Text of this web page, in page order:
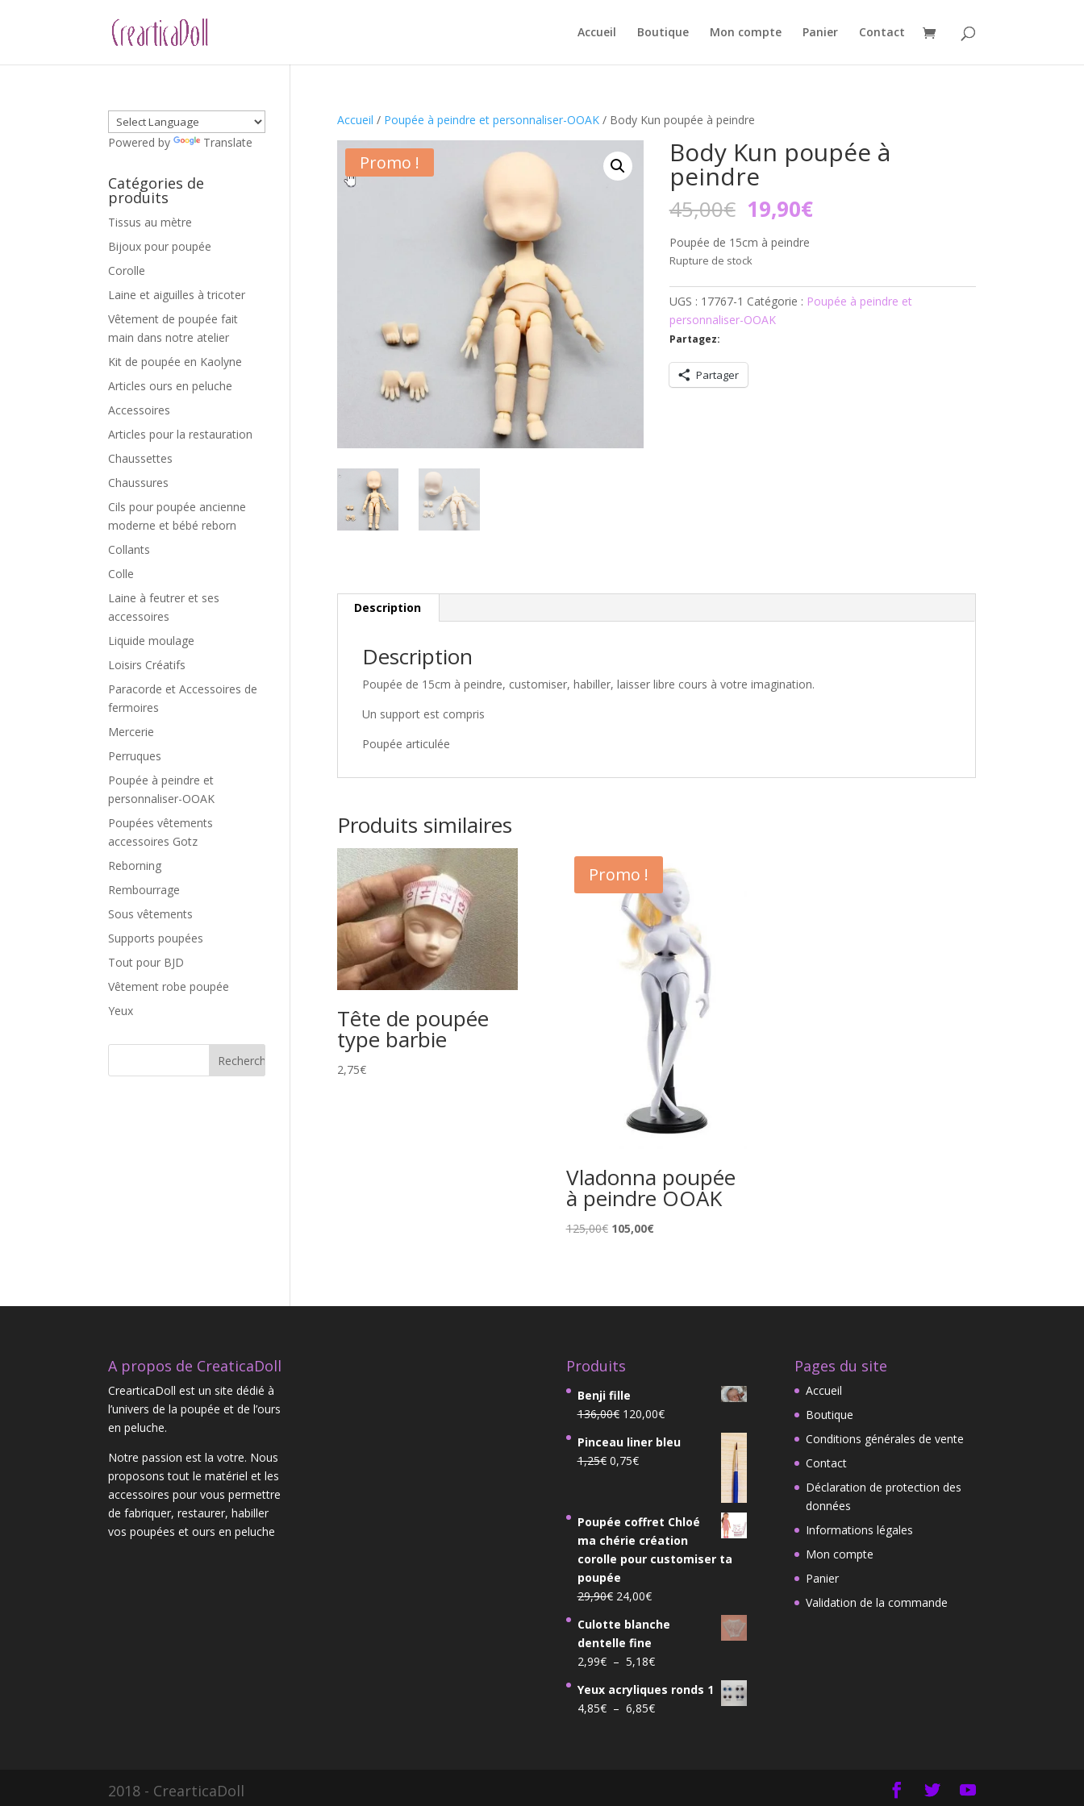
Accueil Boutique Mon compte Panier Contact
Accueil / Poupée à peindre et personnaliser-OOAK/ Body Kun poupée à peindre
Promo ! Body Kun poupée à
peindre
45,00€ Le
prix
initial
était :
45,00€.
19,90€Le
prix
19,90€.
Poupée de 15cm à peindre
Rupture de stock
UGS : 17767-1 Catégorie : Poupée à peindre et
personnaliser-OOAK
Partagez:
Partager
Description
Description
Poupée de 15cm à peindre, customiser, habiller, laisser libre cours à votre imagination.
Un support est compris
Poupée articulée
Produits similaires
Tête de poupée
type barbie
2,75€
Promo !
Vladonna poupée
à peindre OOAK
125,00€ Le
105,00€Le
Powered by Translate
Catégories de
produits
Tissus au mètre
Bijoux pour poupée
Corolle
Laine et aiguilles à tricoter
Vêtement de poupée fait
main dans notre atelier
Kit de poupée en Kaolyne
Articles ours en peluche
Accessoires
Articles pour la restauration
Chaussettes
Chaussures
Cils pour poupée ancienne
moderne et bébé reborn
Collants
Colle
Laine à feutrer et ses
accessoires
Liquide moulage
Loisirs Créatifs
Paracorde et Accessoires de
fermoires
Mercerie
Perruques
Poupée à peindre et
personnaliser-OOAK
Poupées vêtements
accessoires Gotz
Reborning
Rembourrage
Sous vêtements
Supports poupées
Tout pour BJD
Vêtement robe poupée
Yeux
A propos de CreaticaDoll
CrearticaDoll est un site dédié à
l’univers de la poupée et de l’ours
en peluche.
Notre passion est la votre. Nous
proposons tout le matériel et les
accessoires pour vous permettre
de fabriquer, restaurer, habiller
vos poupées et ours en peluche
Produits
Benji fille
136,00€ Le
initial
était :
120,00€Le
actuel
Pinceau liner bleu
1,25€ Le
était :
1,25€.
0,75€Le
est :
0,75€.
Poupée coffret Chloé
ma chérie création
corolle pour customiser ta
poupée
29,90€ Le
initial
était :
29,90€.
24,00€Le
actuel
est :
24,00€.
Culotte blanche
dentelle fine
2,99€ – 5,18€Plage
prix :
2,99€
Yeux acryliques ronds 1
4,85€ – 6,85€Plage
Pages du site
Accueil
Boutique
Conditions générales de vente
Contact
Déclaration de protection des
données
Informations légales
Mon compte
Panier
Validation de la commande
2018 - CrearticaDoll